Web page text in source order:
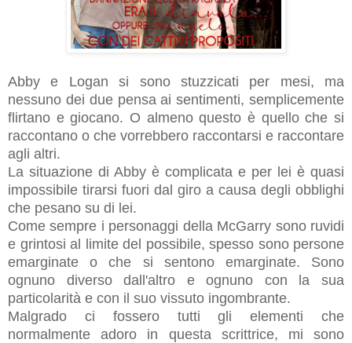
Abby e Logan si sono stuzzicati per mesi, ma
nessuno dei due pensa ai sentimenti, semplicemente
flirtano e giocano. O almeno questo è quello che si
raccontano o che vorrebbero raccontarsi e raccontare
agli altri.
La situazione di Abby è complicata e per lei è quasi
impossibile tirarsi fuori dal giro a causa degli obblighi
che pesano su di lei.
Come sempre i personaggi della McGarry sono ruvidi
e grintosi al limite del possibile, spesso sono persone
emarginate o che si sentono emarginate. Sono
ognuno diverso dall'altro e ognuno con la sua
particolarità e con il suo vissuto ingombrante.
Malgrado ci fossero tutti gli elementi che
normalmente adoro in questa scrittrice, mi sono